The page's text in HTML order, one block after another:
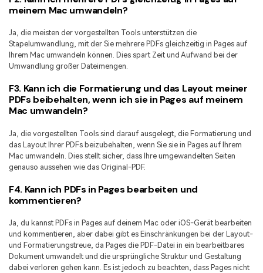
meinem Mac umwandeln?
Ja, die meisten der vorgestellten Tools unterstützen die
Stapelumwandlung, mit der Sie mehrere PDFs gleichzeitig in Pages auf
Ihrem Mac umwandeln können. Dies spart Zeit und Aufwand bei der
Umwandlung großer Dateimengen.
F3. Kann ich die Formatierung und das Layout meiner
PDFs beibehalten, wenn ich sie in Pages auf meinem
Mac umwandeln?
Ja, die vorgestellten Tools sind darauf ausgelegt, die Formatierung und
das Layout Ihrer PDFs beizubehalten, wenn Sie sie in Pages auf Ihrem
Mac umwandeln. Dies stellt sicher, dass Ihre umgewandelten Seiten
genauso aussehen wie das Original-PDF.
F4. Kann ich PDFs in Pages bearbeiten und
kommentieren?
Ja, du kannst PDFs in Pages auf deinem Mac oder iOS-Gerät bearbeiten
und kommentieren, aber dabei gibt es Einschränkungen bei der Layout-
und Formatierungstreue, da Pages die PDF-Datei in ein bearbeitbares
Dokument umwandelt und die ursprüngliche Struktur und Gestaltung
dabei verloren gehen kann. Es ist jedoch zu beachten, dass Pages nicht